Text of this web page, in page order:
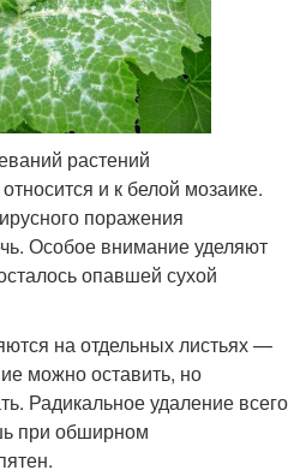
растений
и к белой мозаике.
поражения
Особое внимание уделяют
опавшей сухой
на отдельных листьях —
можно оставить, но
Радикальное удаление всего
при обширном